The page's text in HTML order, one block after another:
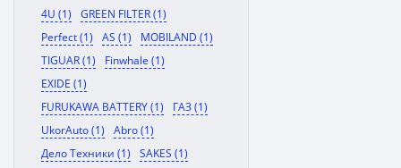
4U (1)
GREEN FILTER (1)
Perfect (1)
AS (1)
MOBILAND (1)
TIGUAR (1)
Finwhale (1)
EXIDE (1)
FURUKAWA BATTERY (1)
ГАЗ (1)
UkorAuto (1)
Abro (1)
Дело Техники (1)
SAKES (1)